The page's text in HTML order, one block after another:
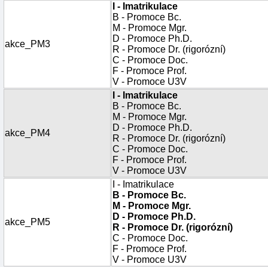
akce_PM3
I - Imatrikulace
B - Promoce Bc.
M - Promoce Mgr.
D - Promoce Ph.D.
R - Promoce Dr. (rigorózní)
C - Promoce Doc.
F - Promoce Prof.
V - Promoce U3V
akce_PM4
I - Imatrikulace
B - Promoce Bc.
M - Promoce Mgr.
D - Promoce Ph.D.
R - Promoce Dr. (rigorózní)
C - Promoce Doc.
F - Promoce Prof.
V - Promoce U3V
akce_PM5
I - Imatrikulace
B - Promoce Bc.
M - Promoce Mgr.
D - Promoce Ph.D.
R - Promoce Dr. (rigorózní)
C - Promoce Doc.
F - Promoce Prof.
V - Promoce U3V